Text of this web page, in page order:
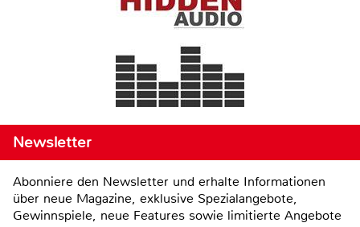
Newsletter
Abonniere den Newsletter und erhalte Informationen
über neue Magazine, exklusive Spezialangebote,
Gewinnspiele, neue Features sowie limitierte Angebote